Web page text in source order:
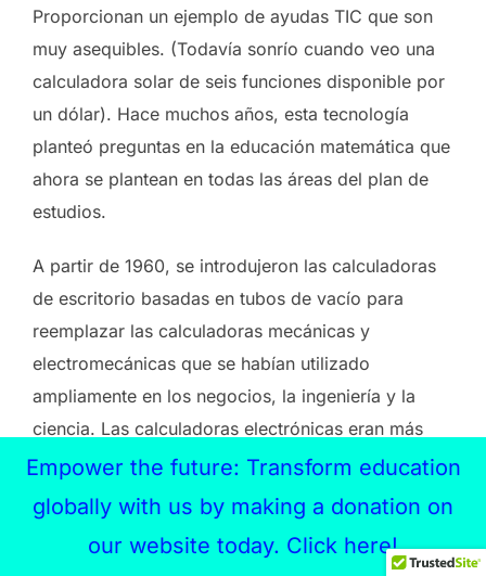
Empower the future: Transform education
globally with us by making a donation on
our website today. Click here!
Proporcionan un ejemplo de ayudas TIC que son
muy asequibles. (Todavía sonrío cuando veo una
calculadora solar de seis funciones disponible por
un dólar). Hace muchos años, esta tecnología
planteó preguntas en la educación matemática que
ahora se plantean en todas las áreas del plan de
estudios.
A partir de 1960, se introdujeron las calculadoras
de escritorio basadas en tubos de vacío para
reemplazar las calculadoras mecánicas y
electromecánicas que se habían utilizado
ampliamente en los negocios, la ingeniería y la
ciencia. Las calculadoras electrónicas eran más
duraderas, más rápidas y silenciosas. A mediados
de la década de 1960, los tubos de vacío fueron
reemplazados por transistores discretos para
proporcionar más funcionalidad y mayor